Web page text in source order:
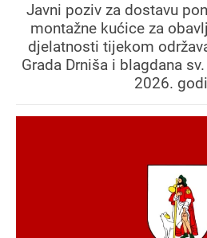
Javni poziv za dostavu
montažne kućice za
djelatnosti tijekom
Grada Drniša i blagdana
2026.